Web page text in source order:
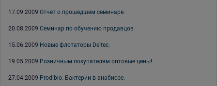
17.09.2009 Отчёт о прошедшем семинаре.
20.08.2009 Семинар по обучению продавцов
15.06.2009 Новые флотаторы Deltec.
19.05.2009 Розничным покупателям оптовые цены!
27.04.2009 Prodibio. Бактерии в анабиозе.